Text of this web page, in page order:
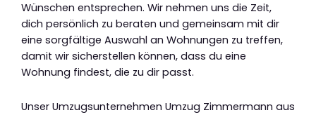
Wünschen entsprechen. Wir nehmen uns die Zeit,
dich persönlich zu beraten und gemeinsam mit dir
eine sorgfältige Auswahl an Wohnungen zu treffen,
damit wir sicherstellen können, dass du eine
Wohnung findest, die zu dir passt.
Unser Umzugsunternehmen Umzug Zimmermann aus